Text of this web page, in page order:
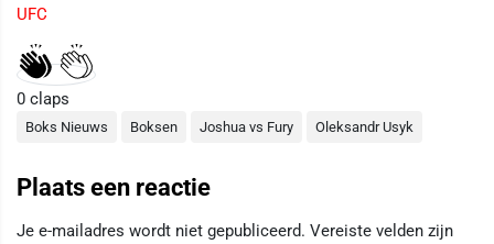
UFC
0 claps
Boks Nieuws Boksen Joshua vs Fury Oleksandr Usyk
Plaats een reactie
Je e-mailadres wordt niet gepubliceerd. Vereiste velden zijn